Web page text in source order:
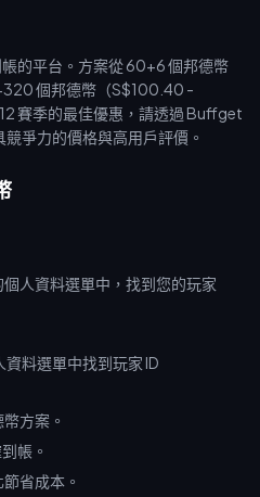
的平台。方案從 60+6 個邦德幣
個邦德幣（S$100.40 -
賽季的最佳優惠，請透過 Buffget
競爭力的價格與高用戶評價。
人資料選單中，找到您的玩家
方案。
帳。
省成本。